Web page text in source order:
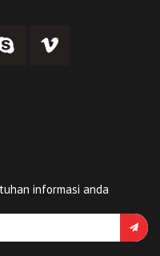
informasi anda